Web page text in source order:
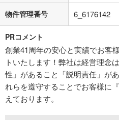
物件管理番号 6_6176142
PRコメント
創業41周年の安心と実績でお客
トいたします！弊社は経営理念
性」があること「説明責任」が
れらを遵守することでお客様に
えております。